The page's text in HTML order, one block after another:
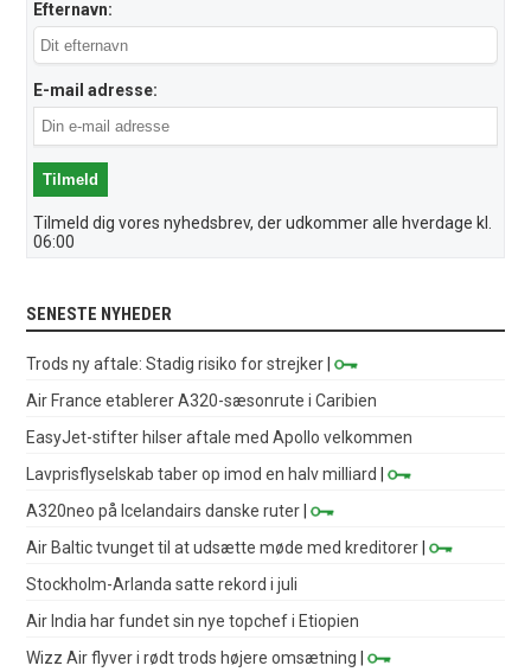
Efternavn:
E-mail adresse:
Tilmeld dig vores nyhedsbrev, der udkommer alle hverdage kl.
06:00
SENESTE NYHEDER
Trods ny aftale: Stadig risiko for strejker |
Air France etablerer A320-sæsonrute i Caribien
EasyJet-stifter hilser aftale med Apollo velkommen
Lavprisflyselskab taber op imod en halv milliard
|
A320neo på Icelandairs danske ruter |
Air Baltic tvunget til at udsætte møde med kreditorer |
Stockholm-Arlanda satte rekord i juli
Air India har fundet sin nye topchef i Etiopien
Wizz Air flyver i rødt trods højere omsætning |